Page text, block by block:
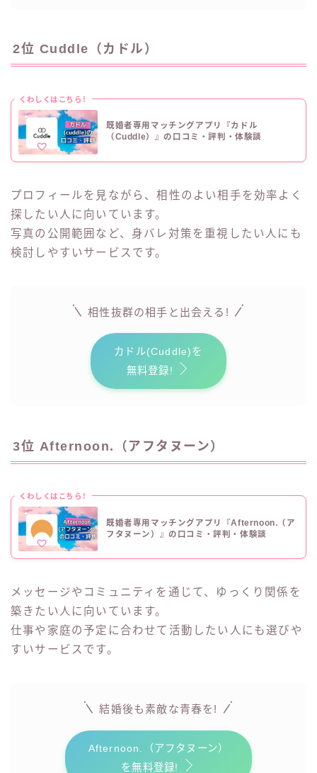
2位 Cuddle（カドル）
くわしくはこちら!
既婚者専用マッチングアプリ『カドル
（Cuddle）』の口コミ・評判・体験談
プロフィールを見ながら、相性のよい相手を効率よく
探したい人に向いています。
写真の公開範囲など、身バレ対策を重視したい人にも
検討しやすいサービスです。
相性抜群の相手と出会える!
カドル(Cuddle)を
無料登録!
3位 Afternoon.（アフタヌーン）
くわしくはこちら!
既婚者専用マッチングアプリ『Afternoon.（ア
フタヌーン）』の口コミ・評判・体験談
メッセージやコミュニティを通じて、ゆっくり関係を
築きたい人に向いています。
仕事や家庭の予定に合わせて活動したい人にも選びや
すいサービスです。
結婚後も素敵な青春を!
Afternoon.（アフタヌーン）
を無料登録!